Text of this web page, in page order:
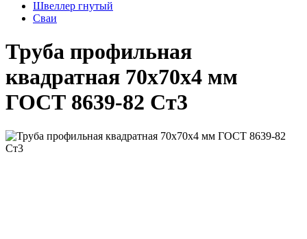
Швеллер гнутый
Сваи
Труба профильная
квадратная 70x70x4 мм
ГОСТ 8639-82 Ст3